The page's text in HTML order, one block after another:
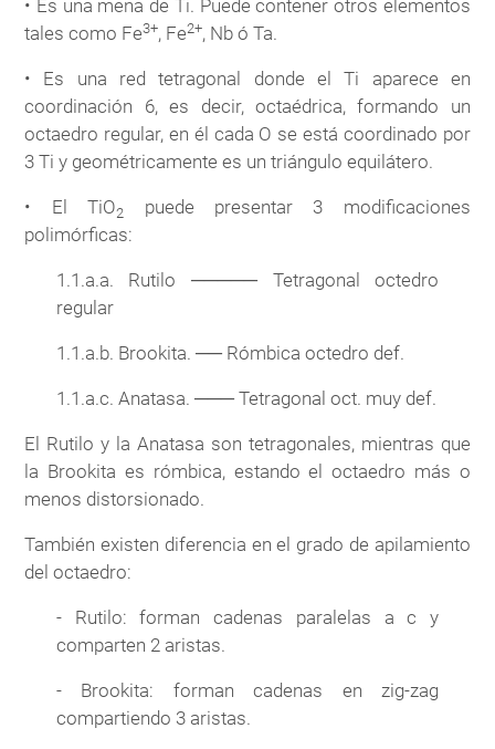
• Es una mena de Ti. Puede contener otros elementos
tales como Fe3+, Fe2+, Nb ó Ta.
• Es una red tetragonal donde el Ti aparece en
coordinación 6, es decir, octaédrica, formando un
octaedro regular, en él cada O se está coordinado por
3 Ti y geométricamente es un triángulo equilátero.
• El TiO2
puede presentar 3 modificaciones
polimórficas:
1.1.a.a. Rutilo ───── Tetragonal octedro
regular
1.1.a.b. Brookita. ── Rómbica octedro def.
1.1.a.c. Anatasa. ─── Tetragonal oct. muy def.
El Rutilo y la Anatasa son tetragonales, mientras que
la Brookita es rómbica, estando el octaedro más o
menos distorsionado.
También existen diferencia en el grado de apilamiento
del octaedro:
- Rutilo: forman cadenas paralelas a c y
comparten 2 aristas.
- Brookita: forman cadenas en zig-zag
compartiendo 3 aristas.